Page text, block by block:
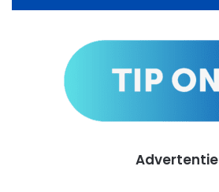
Advertentie